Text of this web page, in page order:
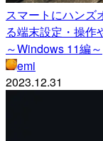
スマートにハンズ
る端末設定・操作
～Windows 11編～
emi
2023.12.31